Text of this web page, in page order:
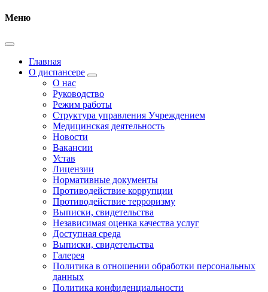
Меню
Главная
О диспансере
О нас
Руководство
Режим работы
Структура управления Учреждением
Медицинская деятельность
Новости
Вакансии
Устав
Лицензии
Нормативные документы
Противодействие коррупции
Противодействие терроризму
Выписки, свидетельства
Независимая оценка качества услуг
Доступная среда
Выписки, свидетельства
Галерея
Политика в отношении обработки персональных
данных
Политика конфиденциальности